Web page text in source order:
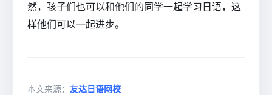
然，孩子们也可以和他们的同学一起学习日语，这
样他们可以一起进步。
本文来源： 友达日语网校